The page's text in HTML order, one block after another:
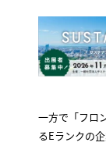
一方で「フロ
るEランクの